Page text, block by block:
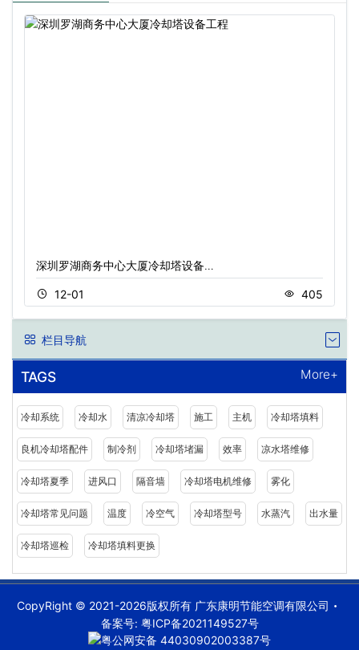
深圳罗湖商务中心大厦冷却塔设备…
12-01 405
栏目导航
TAGS More+
冷却系统 冷却水 清凉冷却塔 施工 主机 冷却塔填料
良机冷却塔配件 制冷剂 冷却塔堵漏 效率 凉水塔维修
冷却塔夏季 进风口 隔音墙 冷却塔电机维修 雾化
冷却塔常见问题 温度 冷空气 冷却塔型号 水蒸汽 出水量
冷却塔巡检 冷却塔填料更换
CopyRight © 2021-2026版权所有 广东康明节能空调有限公司
备案号: 粤ICP备2021149527号
粤公网安备 44030902003387号